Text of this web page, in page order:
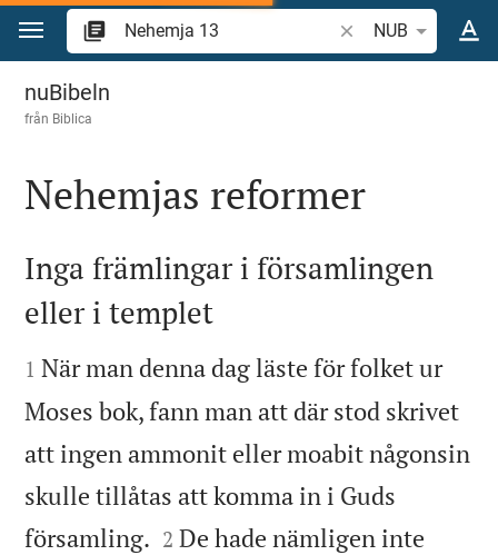
Hoppa till innehåll
Sök bibelvers eller
NUB
Nehemja 13
nuBibeln
från Biblica

Nehemjas reformer

Inga främlingar i församlingen
eller i templet

1 När man denna dag läste för folket ur
Moses bok, fann man att där stod skrivet
att ingen ammonit eller moabit någonsin
skulle tillåtas att komma in i Guds
församling. 

2 De hade nämligen inte